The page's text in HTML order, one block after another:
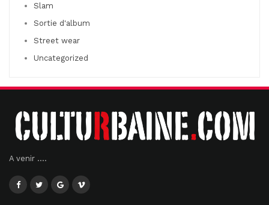
Slam
Sortie d'album
Street wear
Uncategorized
A venir ....